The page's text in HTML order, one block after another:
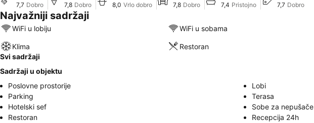
7,7 Dobro
7,8 Dobro
8,0 Vrlo dobro
7,8 Dobro
7,4 Pristojno
7,7 Dobro
Najvažniji sadržaji
WiFi u lobiju WiFi u sobama
Klima
Restoran
Svi sadržaji
Sadržaji u objektu
Poslovne prostorije
Lobi
Parking
Terasa
Hotelski sef
Sobe za nepušače
Restoran
Recepcija 24h